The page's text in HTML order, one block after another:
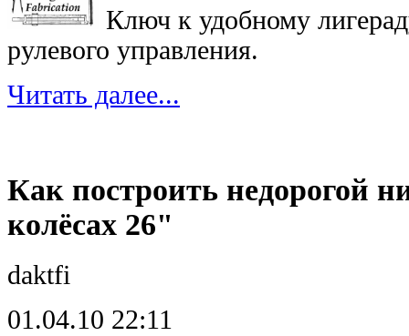
Ключ к удобному
рулевого управления.
Читать далее...
Как построить недорогой
колёсах 26"
daktfi
01.04.10 22:11